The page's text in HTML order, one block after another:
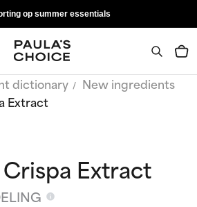
op summer essentials
dictionary
New ingredients
Extract
Extract